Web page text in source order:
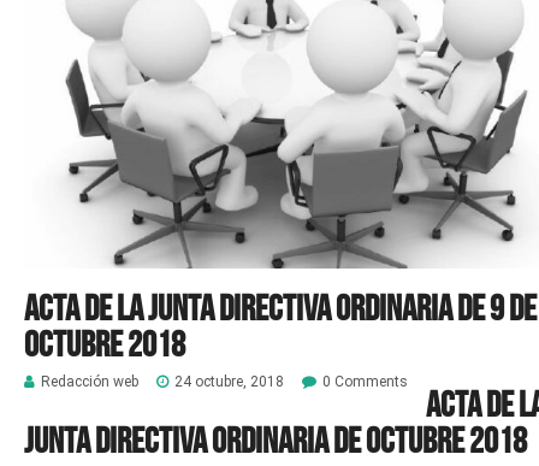
Acta de la Junta Directiva Ordinaria de 9 de
octubre 2018
Redacción web 24 octubre, 2018 0 Comments
Acta de
Junta Directiva Ordinaria de octubre 2018